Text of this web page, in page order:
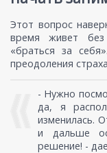
Этот вопрос
время живет
«браться за
преодоления
- Нужно
да, я
изменилась.
и дальше
решение! -